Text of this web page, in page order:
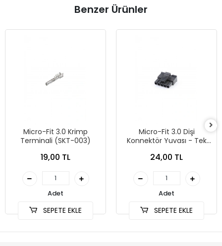
Benzer Ürünler
Micro-Fit 3.0 Krimp
Terminali (SKT-003)
19,00 TL
Adet
SEPETE EKLE
Micro-Fit 3.0 Dişi
Konnektör Yuvası - Tek
(SKT-002)
24,00 TL
Adet
SEPETE EKLE